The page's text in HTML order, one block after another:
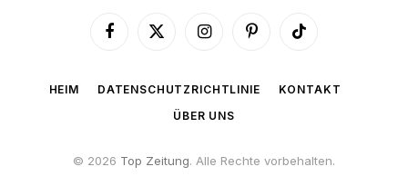
Facebook
X
InstagramPinterestTikTok
HEIM DATENSCHUTZRICHTLINIE
KONTAKT
ÜBER UNS
© 2026 Top Zeitung. Alle Rechte vorbehalten.